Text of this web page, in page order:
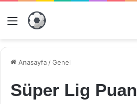
Menü
Anasayfa /Genel
Süper Lig Puan